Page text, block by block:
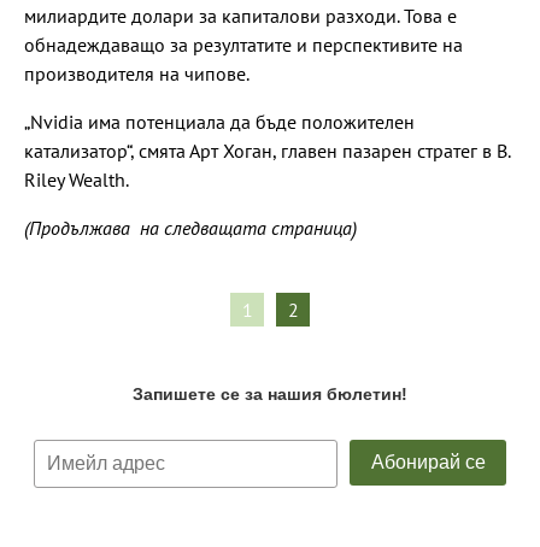
милиардите долари за капиталови разходи. Това е
обнадеждаващо за резултатите и перспективите на
производителя на чипове.
„Nvidia има потенциала да бъде положителен
катализатор“, смята Арт Хоган, главен пазарен стратег в B.
Riley Wealth.
(Продължава на следващата страница)
1 2